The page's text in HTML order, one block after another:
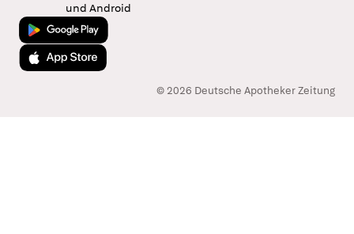
und Android
Jetzt bei Google Play
Laden im App Store
© 2026 Deutsche Apotheker Zeitung